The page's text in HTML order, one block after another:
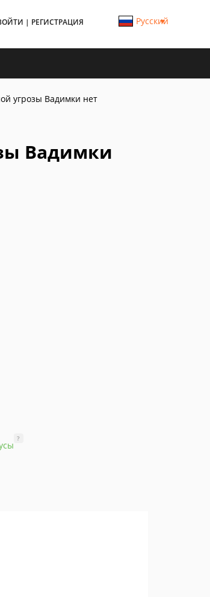
| РЕГИСТРАЦИЯ Русский
угрозы Вадимки нет
Вадимки
?